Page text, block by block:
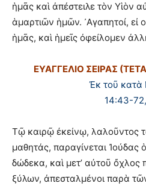
ἡμᾶς καὶ ἀπέστειλε τὸν Υἱὸν
ἁμαρτιῶν ἡμῶν. ᾽Αγαπητοί,
ἡμᾶς, καὶ ἡμεῖς ὀφείλομεν
ΕΥΑΓΓΕΛΙΟ ΣΕΙΡΑΣ
Ἐκ τοῦ
14:43-72,
Τῷ καιρῷ ἐκείνῳ, λαλοῦντος
μαθητάς, παραγίνεται Ἰούδας
δώδεκα, καὶ μετ’ αὐτοῦ
ξύλων, ἀπεσταλμένοι παρὰ